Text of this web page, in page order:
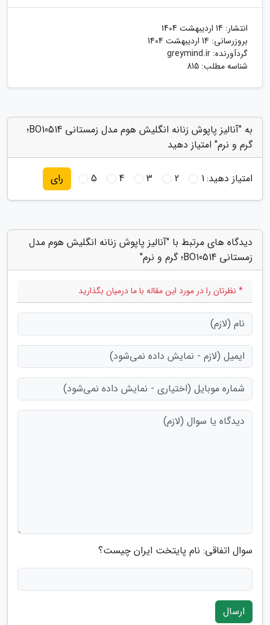
انتشار: 14 اردیبهشت 1404
بروزرسانی: 14 اردیبهشت 1404
گردآورنده: greymind.ir
شناسه مطلب: 815
به "آنالیز پاپوش زنانه انگلیش هوم مدل زمستانی BO10514؛
گرم و نرم" امتیاز دهید
امتیاز دهید:1
2
3
4
5 رای
دیدگاه های مرتبط با "آنالیز پاپوش زنانه انگلیش هوم مدل
زمستانی BO10514؛ گرم و نرم"
* نظرتان را در مورد این مقاله با ما درمیان بگذارید
سوال اتفاقی: نام پایتخت ایران چیست؟
ارسال